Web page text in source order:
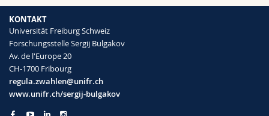
KONTAKT
Universität Freiburg Schweiz
Forschungsstelle Sergij Bulgakov
Av. de l'Europe 20
CH-1700 Fribourg
regula.zwahlen@unifr.ch
www.unifr.ch/sergij-bulgakov